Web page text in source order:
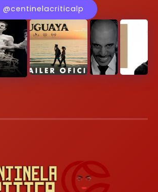
@centinelacriticalp